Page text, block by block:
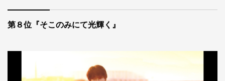
第８位『そこのみにて光輝く』